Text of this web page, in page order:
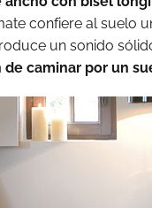
confiere al suelo
un sonido
de caminar por un